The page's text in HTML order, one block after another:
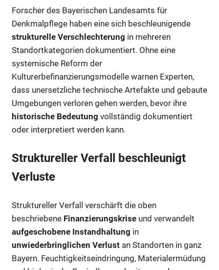
Forscher des Bayerischen Landesamts für
Denkmalpflege haben eine sich beschleunigende
strukturelle Verschlechterung in mehreren
Standortkategorien dokumentiert. Ohne eine
systemische Reform der
Kulturerbefinanzierungsmodelle warnen Experten,
dass unersetzliche technische Artefakte und gebaute
Umgebungen verloren gehen werden, bevor ihre
historische Bedeutung vollständig dokumentiert
oder interpretiert werden kann.
Struktureller Verfall beschleunigt
Verluste
Struktureller Verfall verschärft die oben
beschriebene Finanzierungskrise und verwandelt
aufgeschobene Instandhaltung in
unwiederbringlichen Verlust an Standorten in ganz
Bayern. Feuchtigkeitseindringung, Materialermüdung